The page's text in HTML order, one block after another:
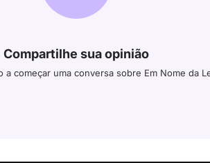
Compartilhe sua opinião
a começar uma conversa sobre Em Nome da